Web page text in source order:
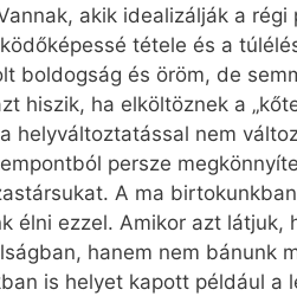
akik idealizálják a
tétele és a
boldogság és öröm, de
hiszik, ha elköltöznek a
helyváltoztatással nem
persze
A ma
élni ezzel. Amikor azt
hanem nem bánunk
is helyet kapott például a